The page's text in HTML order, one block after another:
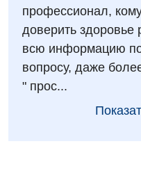
Травматологічне
Травматологія і
Урологічне відділення
Урологія
профессионал,
доверить
всю информацию
вопросу, даже
" прос...